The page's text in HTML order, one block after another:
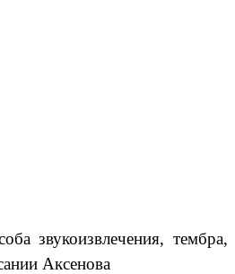
звукоизвлечения, тембра,
Аксенова